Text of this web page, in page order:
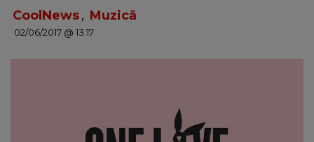
DANCEFLOOR CHART
CONTUL MEU
CoolNews, Muzică
02/06/2017 @ 13:17